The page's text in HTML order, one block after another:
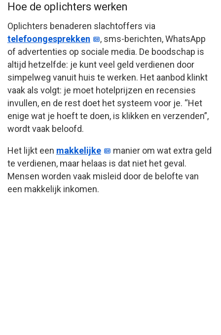
Hoe de oplichters werken
Oplichters benaderen slachtoffers via
telefoongesprekken
, sms-berichten, WhatsApp
of advertenties op sociale media. De boodschap is
altijd hetzelfde: je kunt veel geld verdienen door
simpelweg vanuit huis te werken. Het aanbod klinkt
vaak als volgt: je moet hotelprijzen en recensies
invullen, en de rest doet het systeem voor je. “Het
enige wat je hoeft te doen, is klikken en verzenden”,
wordt vaak beloofd.
Het lijkt een makkelijke
manier om wat extra geld
te verdienen, maar helaas is dat niet het geval.
Mensen worden vaak misleid door de belofte van
een makkelijk inkomen.